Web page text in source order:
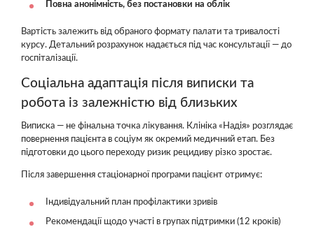
Повна анонімність, без постановки на облік
Вартість залежить від обраного формату палати та тривалості
курсу. Детальний розрахунок надається під час консультації — до
госпіталізації.
Соціальна адаптація після виписки та
робота із залежністю від близьких
Виписка — не фінальна точка лікування. Клініка «Надія» розглядає
повернення пацієнта в соціум як окремий медичний етап. Без
підготовки до цього переходу ризик рецидиву різко зростає.
Після завершення стаціонарної програми пацієнт отримує:
Індивідуальний план профілактики зривів
Рекомендації щодо участі в групах підтримки (12 кроків)